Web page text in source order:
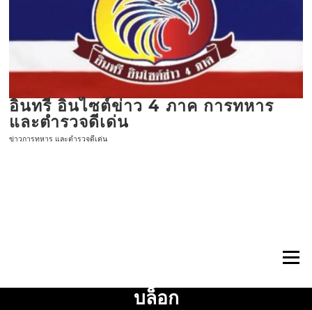
อินทรี อินไซต์ข่าว 4 ภาค การทหาร
และตำรวจดีเด่น
ข่าวการทหาร และตำรวจดีเด่น
เมนู
บล็อก